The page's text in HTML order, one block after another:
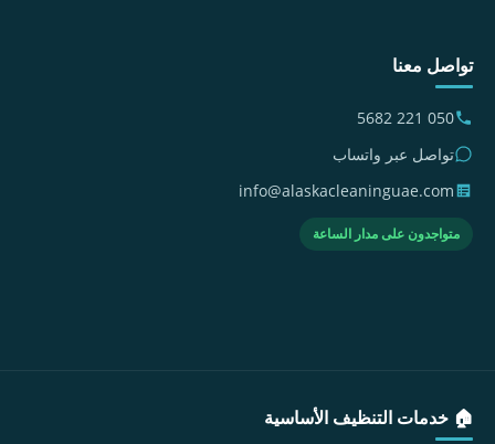
تواصل معنا
050 221 5682
تواصل عبر واتساب
info@alaskacleaninguae.com
متواجدون على مدار الساعة
🏠 خدمات التنظيف الأساسية